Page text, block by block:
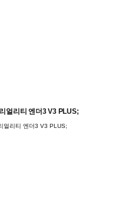
얼리티 엔더3 V3 PLUS;
얼리티 엔더3 V3 PLUS;